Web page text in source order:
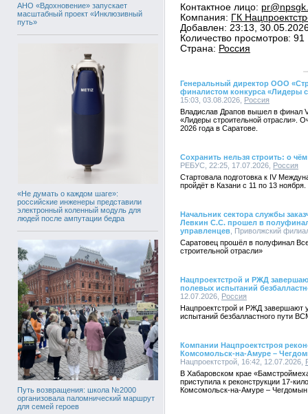
АНО «Вдохновение» запускает
масштабный проект «Инклюзивный
путь»
«Не думать о каждом шаге»:
российские инженеры представили
электронный коленный модуль для
людей после ампутации бедра
Путь возвращения: школа №2000
организовала паломнический маршрут
для семей героев
Контактное лицо:
Компания: ГК
Добавлен: 23:13,
Количество просмотров: 91
Страна: Россия
Генеральный директор ООО
финалистом конкурса «Лидеры
15:03, 03.08.2026, Россия
Владислав Драпов вышел в финал
«Лидеры строительной отрасли».
2026 года в Саратове.
Сохранить нельзя строить: о
РЕБУС, 22:25, 17.07.2026, Россия
Стартовала подготовка к IV
пройдёт в Казани с 11 по 13 ноября.
Начальник сектора службы
Левкин С.С. прошел в
управленцев , Приволжский
Саратовец прошёл в полуфинал
строительной отрасли»
Нацпроектстрой и РЖД
полевых испытаний
12.07.2026, Россия
Нацпроектстрой и РЖД завершают
испытаний безбалластного пути
Компании Нацпроектстроя
Комсомольск-на-Амуре –
Нацпроектстрой, 16:42, 12.07.2026,
В Хабаровском крае
приступила к реконструкции 17-
Комсомольск-на-Амуре –